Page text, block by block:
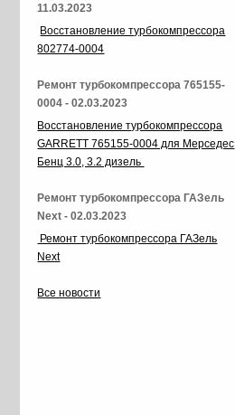
11.03.2023
Восстановление турбокомпрессора
802774-0004
Ремонт турбокомпрессора 765155-
0004 - 02.03.2023
Восстановление турбокомпрессора
GARRETT 765155-0004 для Мерседес
Бенц 3.0, 3.2 дизель
Ремонт турбокомпрессора ГАЗель
Next - 02.03.2023
Ремонт турбокомпрессора ГАЗель
Next
Все новости